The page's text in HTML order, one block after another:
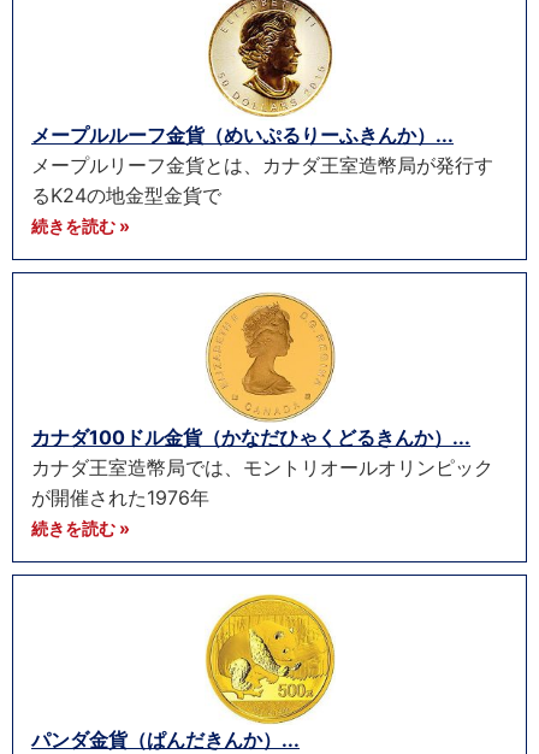
メープルルーフ金貨（めいぷるりーふきんか）...
メープルリーフ金貨とは、カナダ王室造幣局が発行す
るK24の地金型金貨で
続きを読む »
カナダ100ドル金貨（かなだひゃくどるきんか）...
カナダ王室造幣局では、モントリオールオリンピック
が開催された1976年
続きを読む »
パンダ金貨（ぱんだきんか）...